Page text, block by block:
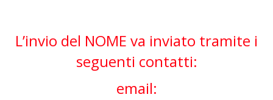
L’invio del NOME va inviato tramite i
seguenti contatti:
email: